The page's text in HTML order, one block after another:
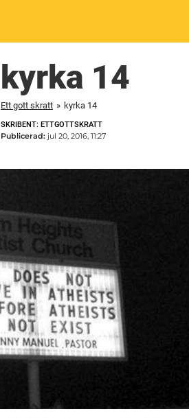
kyrka 14
Ett gott skratt » kyrka 14
SKRIBENT: ETTGOTTSKRATT
Publicerad: jul 20, 2016, 11:27